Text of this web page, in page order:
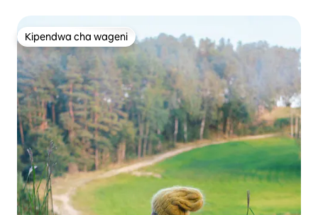
Kipendwa cha wageni
Kipendwa cha wageni